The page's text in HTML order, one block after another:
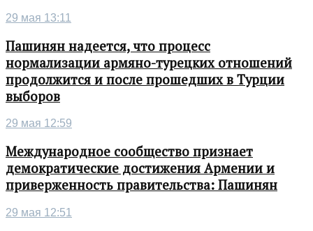
29 мая 13:11
Пашинян надеется, что процесс
нормализации армяно-турецких отношений
продолжится и после прошедших в Турции
выборов
29 мая 12:59
Международное сообщество признает
демократические достижения Армении и
приверженность правительства: Пашинян
29 мая 12:51